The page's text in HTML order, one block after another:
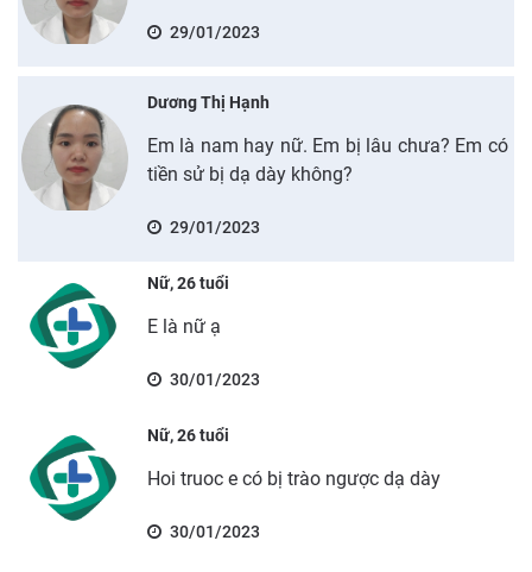
29/01/2023
Dương Thị Hạnh
Em là nam hay nữ. Em bị lâu chưa? Em có
tiền sử bị dạ dày không?
29/01/2023
Nữ, 26 tuổi
E là nữ ạ
30/01/2023
Nữ, 26 tuổi
Hoi truoc e có bị trào ngược dạ dày
30/01/2023